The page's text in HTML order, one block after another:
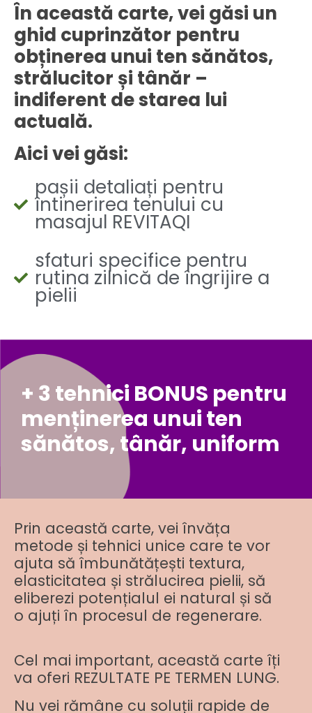
În această carte, vei găsi un
ghid cuprinzător pentru
obținerea unui ten sănătos,
strălucitor și tânăr –
indiferent de starea lui
actuală.
Aici vei găsi:
pașii detaliați pentru
întinerirea tenului cu
masajul REVITAQI
sfaturi specifice pentru
rutina zilnică de îngrijire a
pielii
+ 3 tehnici BONUS pentru
menținerea unui ten
sănătos, tânăr, uniform
Prin această carte, vei învăța
metode și tehnici unice care te vor
ajuta să îmbunătățești textura,
elasticitatea și strălucirea pielii, să
eliberezi potențialul ei natural și să
o ajuți în procesul de regenerare.
Cel mai important, această carte îți
va oferi REZULTATE PE TERMEN LUNG.
Nu vei rămâne cu soluții rapide de